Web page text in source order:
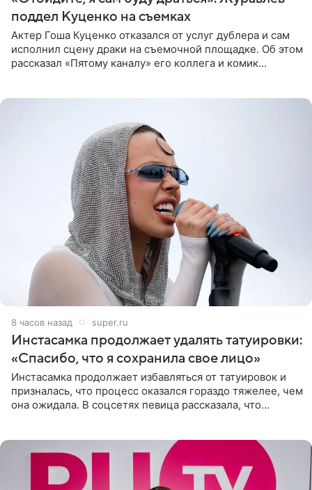
поддел Куценко на съемках
Актер Гоша Куценко отказался от услуг дублера и сам
исполнил сцену драки на съемочной площадке. Об этом
рассказал «Пятому каналу» его коллега и комик
8 часов назад super.ru
Инстасамка продолжает удалять татуировки:
«Спасибо, что я сохранила свое лицо»
Инстасамка продолжает избавляться от татуировок и
призналась, что процесс оказался гораздо тяжелее, чем
она ожидала. В соцсетях певица рассказала, что